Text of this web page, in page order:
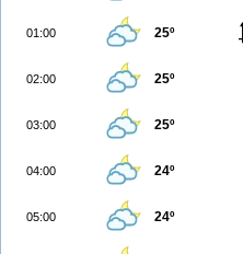
01:00 25º
02:00 25º
03:00 25º
04:00 24º
05:00 24º